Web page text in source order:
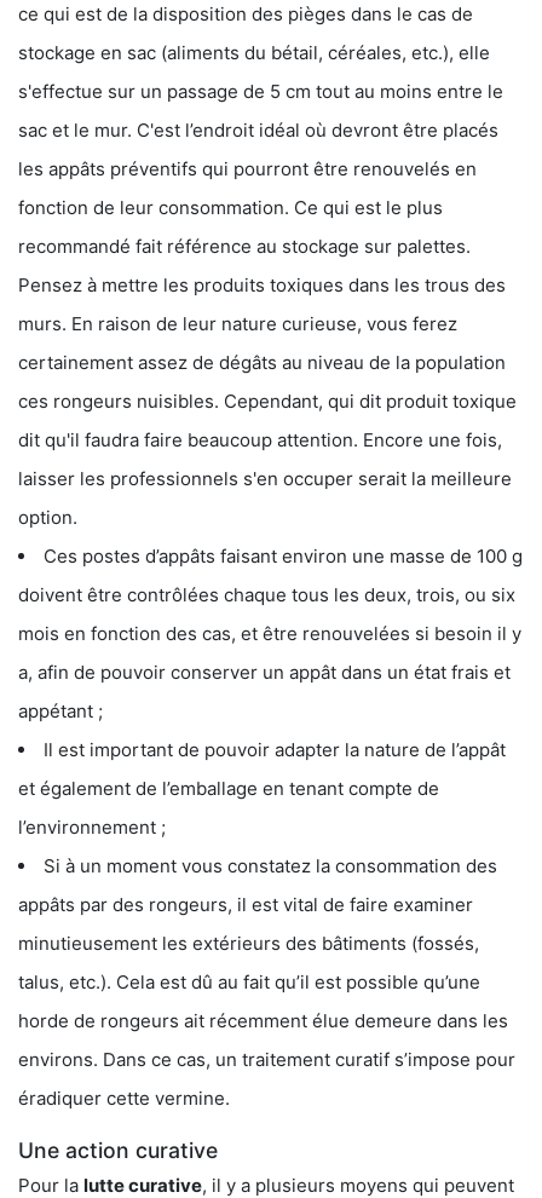
ce qui est de la disposition des pièges dans le cas de
stockage en sac (aliments du bétail, céréales, etc.), elle
s'effectue sur un passage de 5 cm tout au moins entre le
sac et le mur. C'est l’endroit idéal où devront être placés
les appâts préventifs qui pourront être renouvelés en
fonction de leur consommation. Ce qui est le plus
recommandé fait référence au stockage sur palettes.
Pensez à mettre les produits toxiques dans les trous des
murs. En raison de leur nature curieuse, vous ferez
certainement assez de dégâts au niveau de la population
ces rongeurs nuisibles. Cependant, qui dit produit toxique
dit qu'il faudra faire beaucoup attention. Encore une fois,
laisser les professionnels s'en occuper serait la meilleure
option.
Ces postes d’appâts faisant environ une masse de 100 g
doivent être contrôlées chaque tous les deux, trois, ou six
mois en fonction des cas, et être renouvelées si besoin il y
a, afin de pouvoir conserver un appât dans un état frais et
appétant ;
Il est important de pouvoir adapter la nature de l’appât
et également de l’emballage en tenant compte de
l’environnement ;
Si à un moment vous constatez la consommation des
appâts par des rongeurs, il est vital de faire examiner
minutieusement les extérieurs des bâtiments (fossés,
talus, etc.). Cela est dû au fait qu’il est possible qu’une
horde de rongeurs ait récemment élue demeure dans les
environs. Dans ce cas, un traitement curatif s’impose pour
éradiquer cette vermine.
Une action curative
Pour la lutte curative, il y a plusieurs moyens qui peuvent